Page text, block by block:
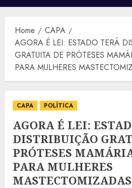
Menu
Home
CAPA
AGORA É LEI: ESTADO TERÁ
GRATUITA DE PRÓTESES
PARA MULHERES
CAPA POLÍTICA
AGORA É LEI:
DISTRIBUIÇÃO
PRÓTESES
PARA MULHERES
MASTECTOMIZADAS